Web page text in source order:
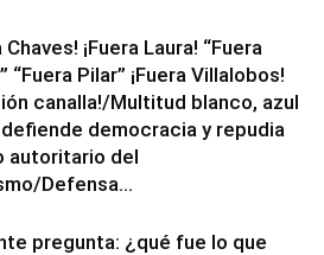
Chaves! ¡Fuera Laura! “Fuera
“Fuera Pilar” ¡Fuera Villalobos!
canalla!/Multitud blanco, azul
democracia y repudia
autoritario del
Defensa...
pregunta: ¿qué fue lo que